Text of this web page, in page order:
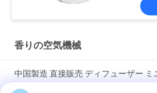
香りの空気機械
中国製造 直接販売 ディフューザー
60ml アルミ